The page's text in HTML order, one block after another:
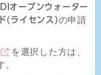
オープンウォーター
(ライセンス)の申請
を選択した方は、